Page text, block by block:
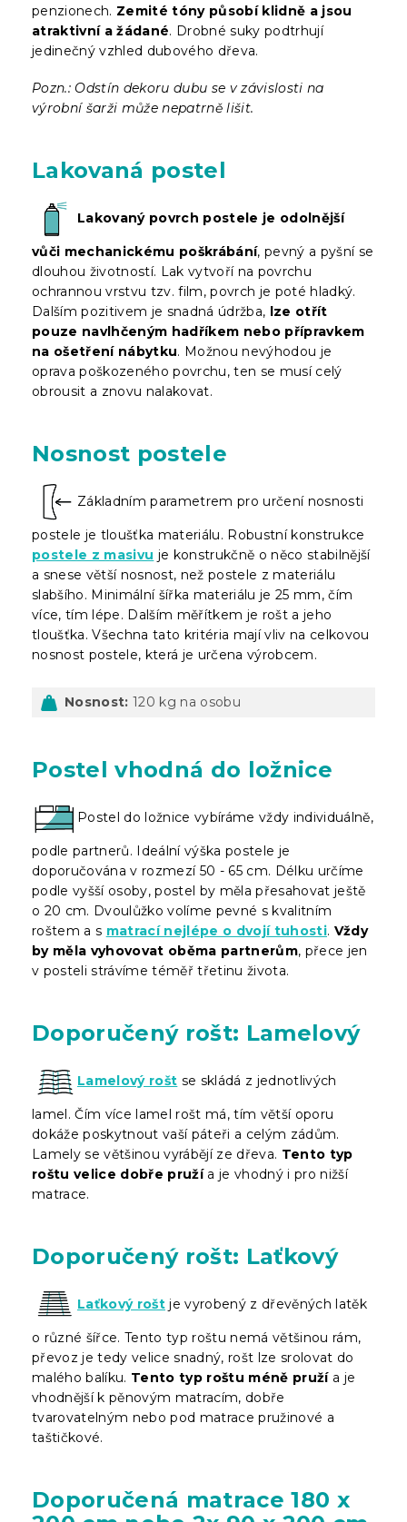
penzionech. Zemité tóny působí klidně a jsou
atraktivní a žádané. Drobné suky podtrhují
jedinečný vzhled dubového dřeva.
Pozn.: Odstín dekoru dubu se v závislosti na
výrobní šarži může nepatrně lišit.
Lakovaná postel
Lakovaný povrch postele je odolnější
vůči mechanickému poškrábání, pevný a pyšní se
dlouhou životností. Lak vytvoří na povrchu
ochrannou vrstvu tzv. film, povrch je poté hladký.
Dalším pozitivem je snadná údržba, lze otřít
pouze navlhčeným hadříkem nebo přípravkem
na ošetření nábytku. Možnou nevýhodou je
oprava poškozeného povrchu, ten se musí celý
obrousit a znovu nalakovat.
Nosnost postele
Základním parametrem pro určení nosnosti
postele je tloušťka materiálu. Robustní konstrukce
postele z masivu je konstrukčně o něco stabilnější
a snese větší nosnost, než postele z materiálu
slabšího. Minimální šířka materiálu je 25 mm, čím
více, tím lépe. Dalším měřítkem je rošt a jeho
tloušťka. Všechna tato kritéria mají vliv na celkovou
nosnost postele, která je určena výrobcem.
Nosnost: 120 kg na osobu
Postel vhodná do ložnice
Postel do ložnice vybíráme vždy individuálně,
podle partnerů. Ideální výška postele je
doporučována v rozmezí 50 - 65 cm. Délku určíme
podle vyšší osoby, postel by měla přesahovat ještě
o 20 cm. Dvoulůžko volíme pevné s kvalitním
roštem a s matrací nejlépe o dvojí tuhosti. Vždy
by měla vyhovovat oběma partnerům, přece jen
v posteli strávíme téměř třetinu života.
Doporučený rošt: Lamelový
Lamelový rošt se skládá z jednotlivých
lamel. Čím více lamel rošt má, tím větší oporu
dokáže poskytnout vaší páteři a celým zádům.
Lamely se většinou vyrábějí ze dřeva. Tento typ
roštu velice dobře pružía je vhodný i pro nižší
matrace.
Doporučený rošt: Laťkový
Laťkový rošt je vyrobený z dřevěných latěk
o různé šířce. Tento typ roštu nemá většinou rám,
převoz je tedy velice snadný, rošt lze srolovat do
malého balíku. Tento typ roštu méně pružía je
vhodnější k pěnovým matracím, dobře
tvarovatelným nebo pod matrace pružinové a
taštičkové.
Doporučená matrace 180 x